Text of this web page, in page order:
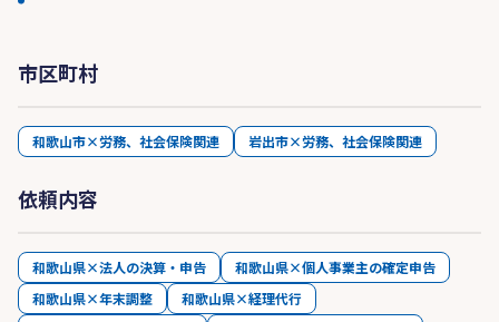
市区町村
和歌山市×労務、社会保険関連 岩出市×労務、社会保険関連
依頼内容
和歌山県×法人の決算・申告
和歌山県×個人事業主の確定申告
和歌山県×年末調整
和歌山県×経理代行